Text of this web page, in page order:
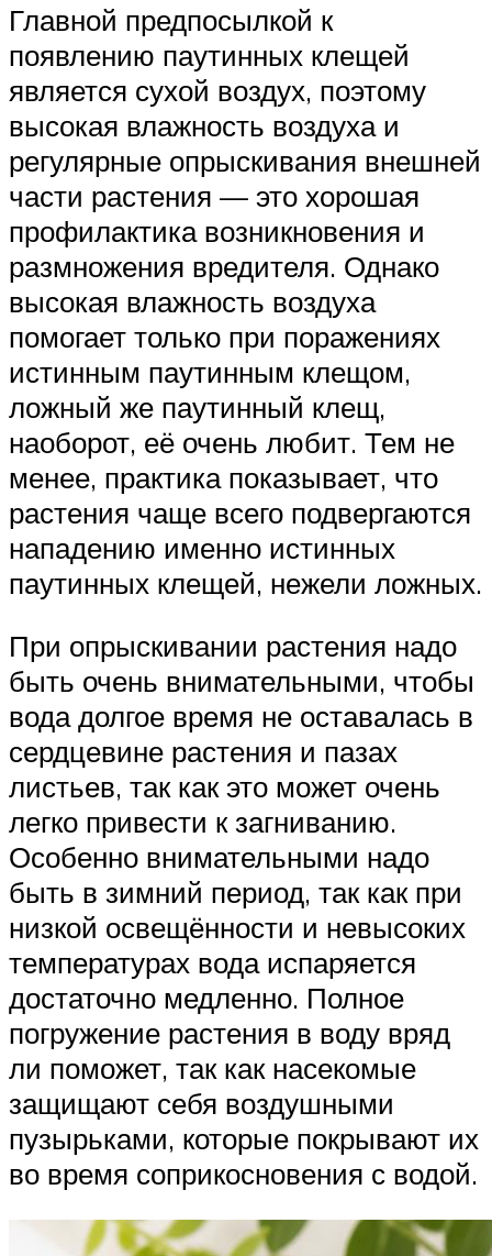
Главной предпосылкой к
появлению паутинных клещей
является сухой воздух, поэтому
высокая влажность воздуха и
регулярные опрыскивания внешней
части растения — это хорошая
профилактика возникновения и
размножения вредителя. Однако
высокая влажность воздуха
помогает только при поражениях
истинным паутинным клещом,
ложный же паутинный клещ,
наоборот, её очень любит. Тем не
менее, практика показывает, что
растения чаще всего подвергаются
нападению именно истинных
паутинных клещей, нежели ложных.
При опрыскивании растения надо
быть очень внимательными, чтобы
вода долгое время не оставалась в
сердцевине растения и пазах
листьев, так как это может очень
легко привести к загниванию.
Особенно внимательными надо
быть в зимний период, так как при
низкой освещённости и невысоких
температурах вода испаряется
достаточно медленно. Полное
погружение растения в воду вряд
ли поможет, так как насекомые
защищают себя воздушными
пузырьками, которые покрывают их
во время соприкосновения с водой.